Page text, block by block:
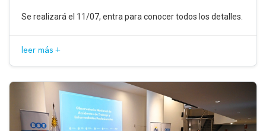
Se realizará el 11/07, entra para conocer todos los detalles.
leer más +